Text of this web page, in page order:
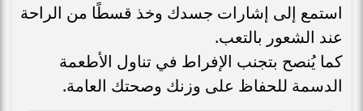
استمع إلى إشارات جسدك وخذ قسطًا من الراحة
عند الشعور بالتعب.
كما يُنصح بتجنب الإفراط في تناول الأطعمة
الدسمة للحفاظ على وزنك وصحتك العامة.